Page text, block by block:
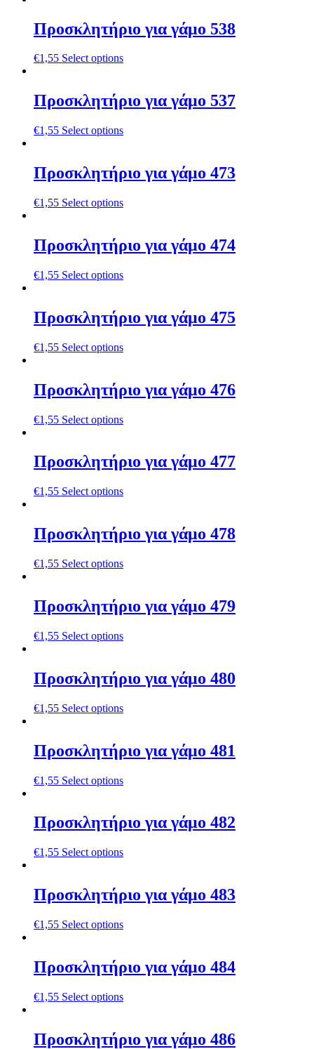
Προσκλητήριο για γάμο 538
€1,55 Select options
Προσκλητήριο για γάμο 537
€1,55 Select options
Προσκλητήριο για γάμο 473
€1,55 Select options
Προσκλητήριο για γάμο 474
€1,55 Select options
Προσκλητήριο για γάμο 475
€1,55 Select options
Προσκλητήριο για γάμο 476
€1,55 Select options
Προσκλητήριο για γάμο 477
€1,55 Select options
Προσκλητήριο για γάμο 478
€1,55 Select options
Προσκλητήριο για γάμο 479
€1,55 Select options
Προσκλητήριο για γάμο 480
€1,55 Select options
Προσκλητήριο για γάμο 481
€1,55 Select options
Προσκλητήριο για γάμο 482
€1,55 Select options
Προσκλητήριο για γάμο 483
€1,55 Select options
Προσκλητήριο για γάμο 484
€1,55 Select options
Προσκλητήριο για γάμο 486